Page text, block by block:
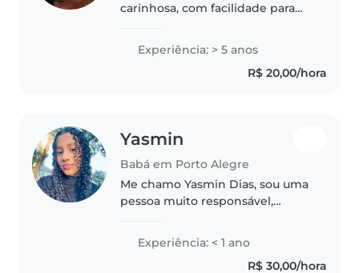
carinhosa, com facilidade para
diferentes idades. Tenho
paciência, atenção e
compromisso com o bem-estar,
Experiência: > 5 anos
R$ 20,00/hora
Yasmin
Babá em Porto Alegre
Me chamo Yasmin Dias, sou uma
pessoa muito responsável,
as crianças e dar atenção para
não se sentirem sozinhos sem os
pais. Eu estudo, estou querendo..
Experiência: < 1 ano
R$ 30,00/hora